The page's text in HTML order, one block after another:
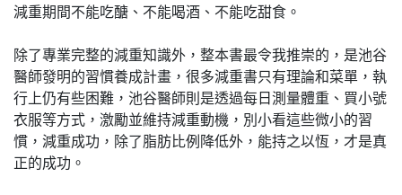
減重期間不能吃醣、不能喝酒、不能吃甜食。
除了專業完整的減重知識外，整本書最令我推崇的，是池谷
醫師發明的習慣養成計畫，很多減重書只有理論和菜單，執
行上仍有些困難，池谷醫師則是透過每日測量體重、買小號
衣服等方式，激勵並維持減重動機，別小看這些微小的習
慣，減重成功，除了脂肪比例降低外，能持之以恆，才是真
正的成功。